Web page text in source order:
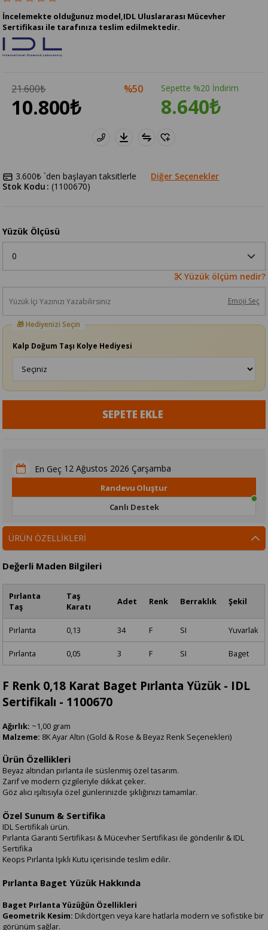
İncelemekte olduğunuz model,IDL Uluslararası Mücevher
Sertifikası ile tarafınıza teslim edilmektedir.
21.600₺
10.800₺
50 Sepette %20 İndirim
8.640₺
3.600₺ `den başlayan taksitlerle
Diğer Seçenekler
(1100670)
Stok Kodu
Yüzük Ölçüsü
Yüzük ölçüm nedir?
Emoji Seç
Kalp Doğum Taşı Kolye Hediyesi
En Geç 12 Ağustos 2026 Çarşamba
Randevu Oluştur
Canlı Destek
ÜRÜN ÖZELLIKLERI
Değerli Maden Bilgileri
Pırlanta
Taş
Taş
Karatı
Adet Renk Berraklık Şekil
Pırlanta 0,13 34 F SI Yuvarlak
Pırlanta 0,05 3 F SI Baget
F Renk 0,18 Karat Baget Pırlanta Yüzük - IDL
Sertifikalı - 1100670
Ağırlık: ~1,00 gram
Malzeme: 8K Ayar Altın (Gold & Rose & Beyaz Renk Seçenekleri)
Ürün Özellikleri
Beyaz altından pırlanta ile süslenmiş özel tasarım.
Zarif ve modern çizgileriyle dikkat çeker.
Göz alıcı ışıltısıyla özel günlerinizde şıklığınızı tamamlar.
Özel Sunum & Sertifika
IDL Sertifikalı ürün.
Pırlanta Garanti Sertifikası & Mücevher Sertifikası ile gönderilir & IDL
Sertifika
Keops Pırlanta Işıklı Kutu içerisinde teslim edilir.
Pırlanta Baget Yüzük Hakkında
Baget Pırlanta Yüzüğün Özellikleri
Geometrik Kesim: Dikdörtgen veya kare hatlarla modern ve sofistike bir
görünüm sağlar.